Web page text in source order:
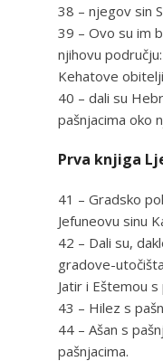
38 – njegov sin
39 – Ovo su im
njihovu
Kehatove
40 – dali su
pašnjacima oko
Prva knjiga
41 – Gradsko
Jefuneovu sinu
42 – Dali su,
gradove-
Jatir i Eštemou s
43 – Hilez s
44 – Ašan s
pašnjacima.